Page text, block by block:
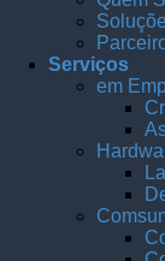
Serviços
em